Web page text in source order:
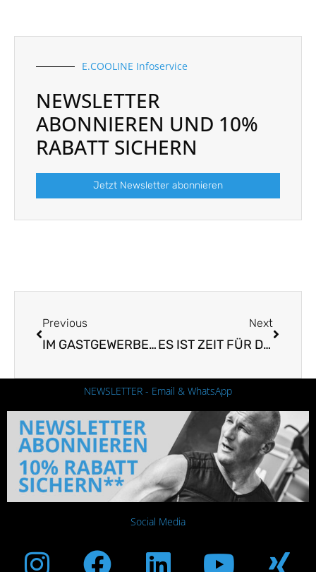
E.COOLINE Infoservice
NEWSLETTER
ABONNIEREN UND 10%
RABATT SICHERN
Jetzt Newsletter abonnieren
Previous
IM GASTGEWERBE AUCH BEI HITZE FIT UND LEISTUNGSFÄHIG BLEIBEN
Next
ES IST ZEIT FÜR DIE PERFEKTE HITZESCHUTZ­STRATEGIE IN DER AUTOINDUSTRIE
NEWSLETTER - Email & WhatsApp
Social Media
Instagram
Facebook
Linkedin